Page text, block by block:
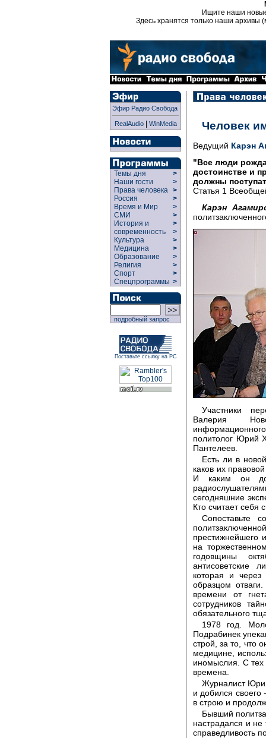
Ищите наши
Здесь хранятся только наши архивы
Эфир Радио Свобода
RealAudio| WinMedia
Темы дня
>
Наши гости
>
Права человека >
Россия
>
Время и Мир
>
СМИ
>
История и
современность
>
>
Культура
>
Медицина
>
Образование
>
Религия
>
Спорт
>
Спецпрограммы >
подробный запрос
Поставьте ссылку на РС
Человек
Ведущий Карэн
"Все люди
достоинстве и
должны
Статья 1
Карэн
Участники
Валерия
политолог Юрий
Пантелеев.
Есть ли в
каков их
И каким он
сегодняшние
Кто считает себя
Сопоставьте
престижнейшего
на
годовщины
антисоветские
которая и
образцом
времени от
сотрудников
обязательного
1978 год.
Подрабинек
строй, за то, что
медицине,
иномыслия. С тех
времена.
Журналист
и добился
в строю и
Бывший
настрадался и
справедливость